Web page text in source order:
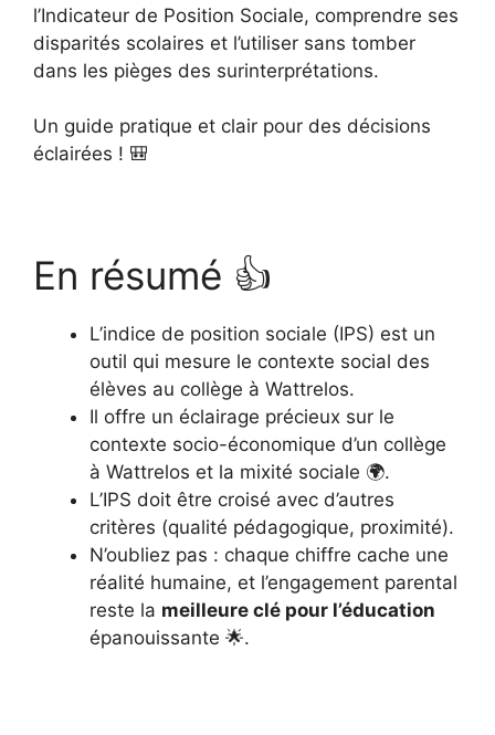
l’Indicateur de Position Sociale, comprendre ses
disparités scolaires et l’utiliser sans tomber
dans les pièges des surinterprétations.
Un guide pratique et clair pour des décisions
éclairées ! 🎒
En résumé 👍
L’indice de position sociale (IPS) est un
outil qui mesure le contexte social des
élèves au collège à Wattrelos.
Il offre un éclairage précieux sur le
contexte socio-économique d’un collège
à Wattrelos et la mixité sociale 🌍.
L’IPS doit être croisé avec d’autres
critères (qualité pédagogique, proximité).
N’oubliez pas : chaque chiffre cache une
réalité humaine, et l’engagement parental
reste la meilleure clé pour l’éducation
épanouissante 🌟.